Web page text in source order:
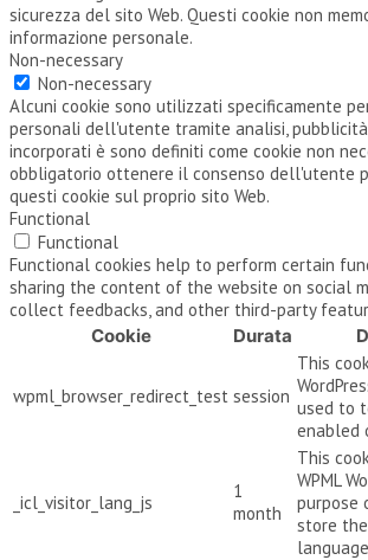
sicurezza del sito Web. Questi cookie non
informazione personale.
Non-necessary
Non-necessary
Alcuni cookie sono utilizzati specificamente
personali dell'utente tramite analisi,
incorporati è sono definiti come cookie non
obbligatorio ottenere il consenso dell'utente
questi cookie sul proprio sito Web.
Functional
Functional
Functional cookies help to perform certain
sharing the content of the website on social
collect feedbacks, and other third-party
Cookie
Durata
wpml_browser_redirect_test session
This
used to
enabled
_icl_visitor_lang_js
1
month
This
WPML
purpose
store